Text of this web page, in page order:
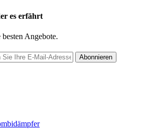
es erfährt
Angebote.
Abonnieren